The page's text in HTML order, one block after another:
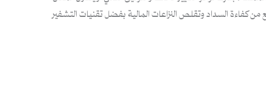
من كفاءة السداد وتقلص النزاعات المالية بفضل تقنيات التشفير